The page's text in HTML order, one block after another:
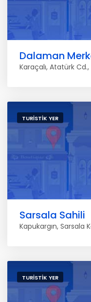
Dalaman
Karaçalı, Atatürk
TURISTIK YER
Sarsala Sahili
Kapukargın,
TURISTIK YER